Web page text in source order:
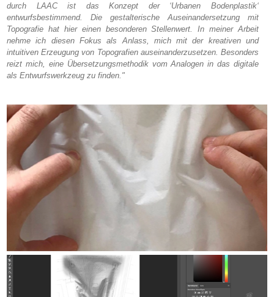
durch LAAC ist das Konzept der ‘Urbanen Bodenplastik‘
entwurfsbestimmend. Die gestalterische Auseinandersetzung mit
Topografie hat hier einen besonderen Stellenwert. In meiner Arbeit
nehme ich diesen Fokus als Anlass, mich mit der kreativen und
intuitiven Erzeugung von Topografien auseinanderzusetzen. Besonders
reizt mich, eine Übersetzungsmethodik vom Analogen in das digitale
als Entwurfswerkzeug zu finden."